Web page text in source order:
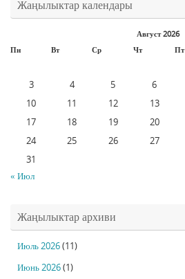
Жаңылыктар календары
Август 2026
Пн
Вт Ср Чт Пт
3
4 5 6
10
11 12 13
17
18 19 20
24
25 26 27
31
« Июл
Жаңылыктар архиви
Июль 2026(11)
Июнь 2026(1)